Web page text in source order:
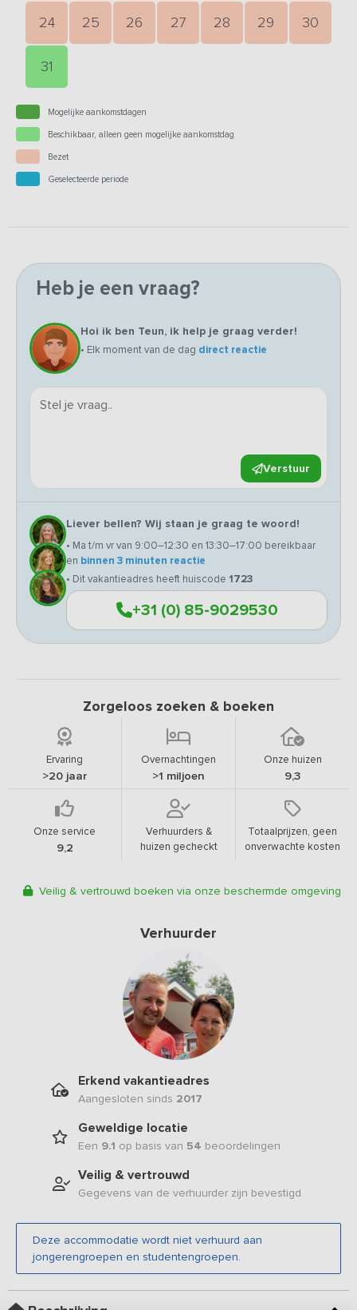
24 25 26 27 28 29 30
31
Mogelijke aankomstdagen
Beschikbaar, alleen geen mogelijke aankomstdag
Bezet
Geselecteerde periode
Heb je een vraag?
Hoi ik ben Teun, ik help je graag verder!
• Elk moment van de dag direct reactie
Verstuur
Liever bellen? Wij staan je graag te woord!
• Ma t/m vr van 9:00–12:30 en 13:30–17:00 bereikbaar
en binnen 3 minuten reactie
• Dit vakantieadres heeft huiscode 1723
+31 (0) 85-9029530
Zorgeloos zoeken & boeken
Ervaring
>20 jaar
Overnachtingen
>1 miljoen
Onze huizen
9,3
Onze service
9,2
Verhuurders &
huizen gecheckt
Totaalprijzen, geen
onverwachte kosten
Veilig & vertrouwd boeken via onze beschermde omgeving
Verhuurder
Erkend vakantieadres
Aangesloten sinds 2017
Geweldige locatie
Een 9.1 op basis van 54 beoordelingen
Veilig & vertrouwd
Gegevens van de verhuurder zijn bevestigd
Deze accommodatie wordt niet verhuurd aan
jongerengroepen en studentengroepen.